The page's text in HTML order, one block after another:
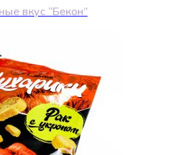
вкус “Бекон”